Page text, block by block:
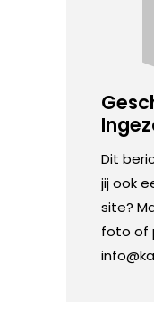
Dit
jij ook
site?
foto of